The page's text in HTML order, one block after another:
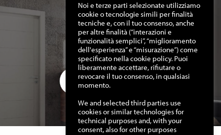
RICHIEDI I NOSTRI
CATALOGHI
CLICCA QUI
Noi e terze parti selezionate utilizziamo
cookie o tecnologie simili per finalità
tecniche e, con il tuo consenso, anche
per altre finalità (“interazioni e
funzionalità semplici”, “miglioramento
dell'esperienza” e “misurazione”) come
specificato nella cookie policy. Puoi
liberamente accettare, rifiutare o
revocare il tuo consenso, in qualsiasi
momento.
We and selected third parties use
cookies or similar technologies for
technical purposes and, with your
consent, also for other purposes